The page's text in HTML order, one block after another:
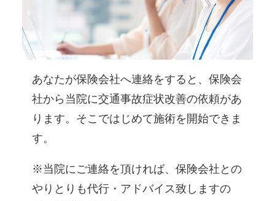
あなたが保険会社へ連絡をすると、保険会
社から当院に交通事故症状改善の依頼があ
ります。そこではじめて施術を開始できま
す。
※当院にご連絡を頂ければ、保険会社との
やりとりも代行・アドバイス致しますの